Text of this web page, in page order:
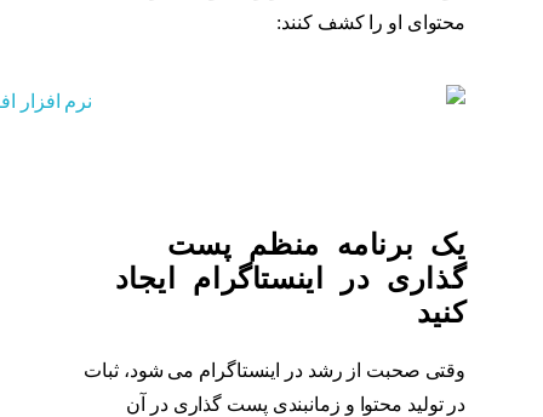
محتوای او را کشف کنند:
یک برنامه منظم پست
گذاری در اینستاگرام ایجاد
کنید
وقتی صحبت از رشد در اینستاگرام می شود، ثبات
در تولید محتوا و زمانبندی پست گذاری در آن